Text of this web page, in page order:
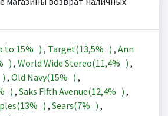
to 15% ) , Target(13,5% ) , Ann
) , World Wide Stereo(11,4% ) ,
) , Old Navy(15% ) ,
) , Saks Fifth Avenue(12,4% ) ,
13% ) , Sears(7% ) ,